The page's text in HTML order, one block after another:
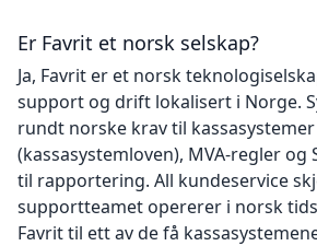
Er Favrit et norsk selskap?
Ja, Favrit er et norsk
support og drift lokalisert i Norge.
rundt norske krav til kassasystemer
(kassasystemloven), MVA-regler og
til rapportering. All kundeservice
supportteamet opererer i norsk
Favrit til ett av de få